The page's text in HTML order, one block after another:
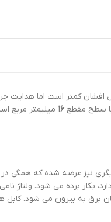
کمتر است اما هدایت
سطح مقطع 16 میلیمتر مربع
نیز عرضه شده که همگی در